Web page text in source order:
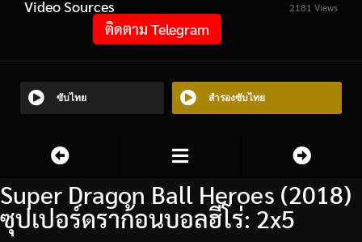
Video Sources 2181 Views
ติดตาม Telegram
ซับไทย สำรองซับไทย
Super Dragon Ball Heroes (2018)
ซุปเปอร์ดราก้อนบอลฮีโร่: 2x5